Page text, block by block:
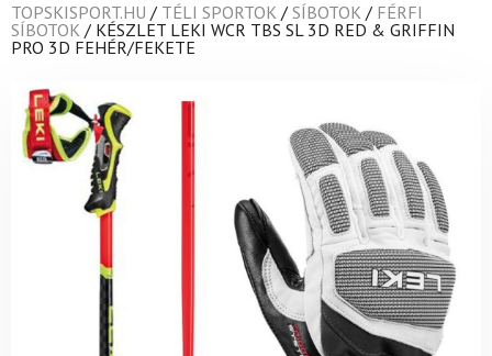
TOPSKISPORT.HU / TÉLI SPORTOK / SÍBOTOK / FÉRFI
SÍBOTOK / KÉSZLET LEKI WCR TBS SL 3D RED & GRIFFIN
PRO 3D FEHÉR/FEKETE